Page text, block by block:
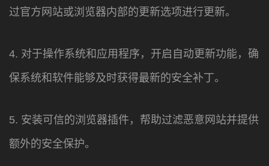
过官方网站或浏览器内部的更新选项进行更新。
4. 对于操作系统和应用程序，开启自动更新功能，确
保系统和软件能够及时获得最新的安全补丁。
5. 安装可信的浏览器插件，帮助过滤恶意网站并提供
额外的安全保护。